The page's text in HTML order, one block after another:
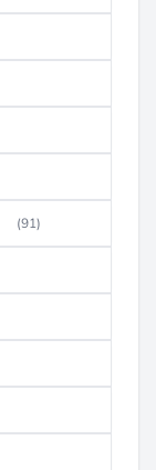
(91)